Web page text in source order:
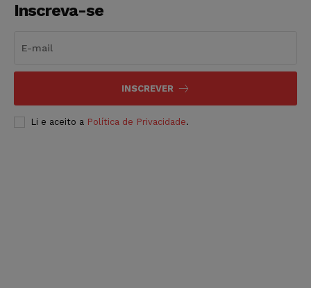
Inscreva-se
INSCREVER
Li e aceito a Política de Privacidade.